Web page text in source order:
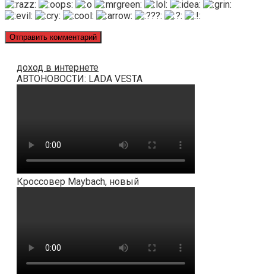
доход в интернете
АВТОНОВОСТИ: LADA VESTA
Кроссовер Maybach, новый